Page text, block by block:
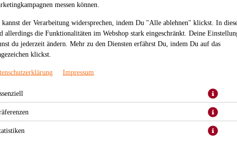
messen können.
kannst der Verarbeitung widersprechen, indem Du "Alle ablehnen" klickst. In
allerdings die Funktionalitäten im Webshop stark eingeschränkt. Deine
du jederzeit ändern. Mehr zu den Diensten erfährst Du, indem Du auf das
klickst.
Impressum